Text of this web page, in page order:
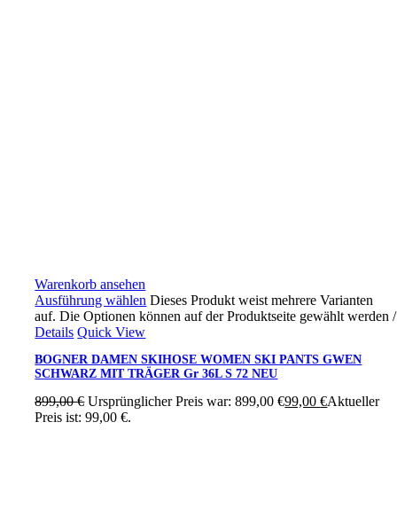
Warenkorb ansehen
Ausführung wählen Dieses Produkt weist mehrere Varianten
auf. Die Optionen können auf der Produktseite gewählt werden/
Details Quick View
BOGNER DAMEN SKIHOSE WOMEN SKI PANTS GWEN
SCHWARZ MIT TRÄGER Gr 36L S 72 NEU
899,00€ Ursprünglicher Preis war: 899,00 €99,00€Aktueller
Preis ist: 99,00 €.